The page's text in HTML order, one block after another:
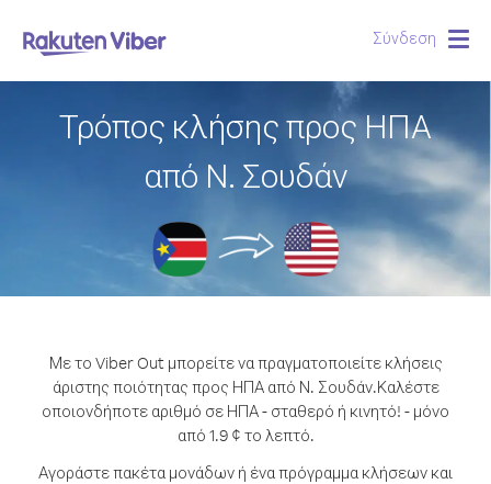
Σύνδεση
Τρόπος κλήσης προς ΗΠΑ
από Ν. Σουδάν
Με το Viber Out μπορείτε να πραγματοποιείτε κλήσεις
άριστης ποιότητας προς ΗΠΑ από Ν. Σουδάν.Καλέστε
οποιονδήποτε αριθμό σε ΗΠΑ - σταθερό ή κινητό! - μόνο
από 1.9 ¢ το λεπτό.
Αγοράστε πακέτα μονάδων ή ένα πρόγραμμα κλήσεων και